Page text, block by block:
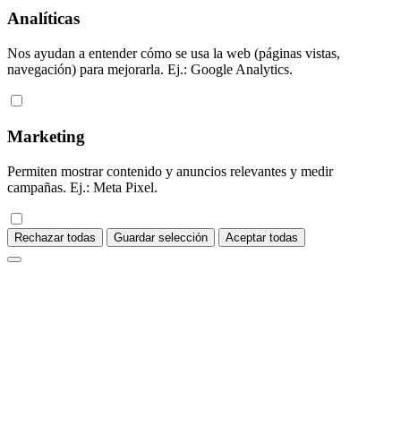
Analíticas
Nos ayudan a entender cómo se usa la web (páginas vistas,
navegación) para mejorarla. Ej.: Google Analytics.
Marketing
Permiten mostrar contenido y anuncios relevantes y medir
campañas. Ej.: Meta Pixel.
Rechazar todas Guardar selección Aceptar todas